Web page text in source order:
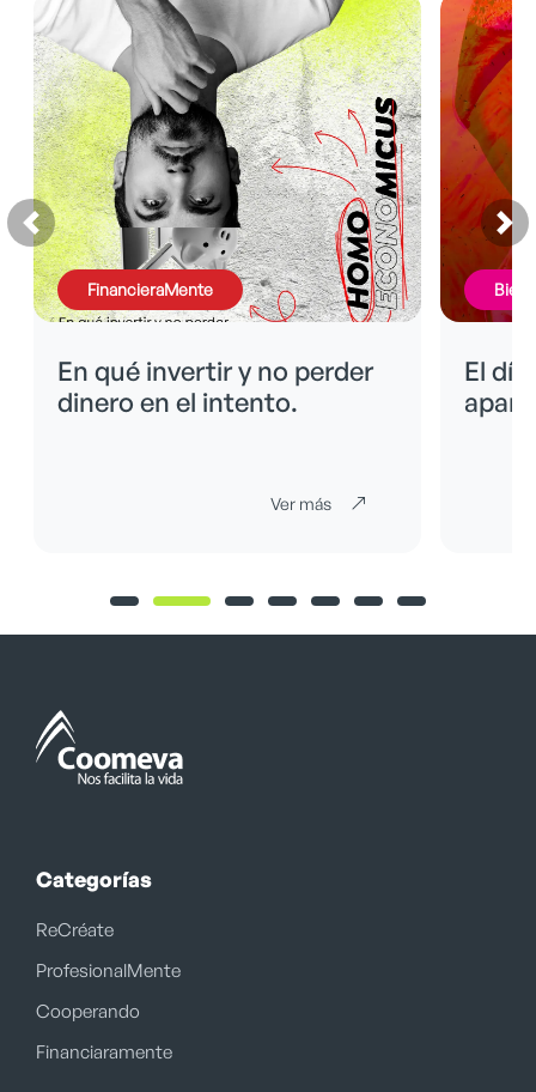
FinancieraMente
En qué invertir y no perder
dinero en el intento.
Ver más
El
Categorías
ReCréate
ProfesionalMente
Cooperando
Financiaramente